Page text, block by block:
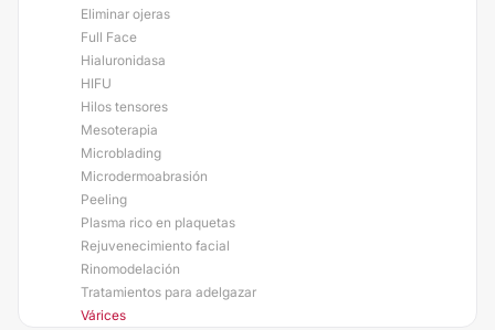
Eliminar ojeras
Full Face
Hialuronidasa
HIFU
Hilos tensores
Mesoterapia
Microblading
Microdermoabrasión
Peeling
Plasma rico en plaquetas
Rejuvenecimiento facial
Rinomodelación
Tratamientos para adelgazar
Várices